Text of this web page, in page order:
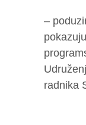
–
radnika